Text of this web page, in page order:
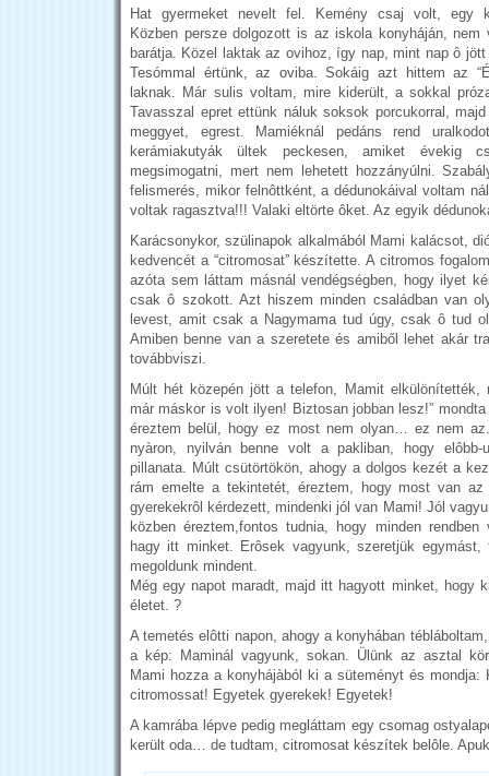
Hat gyermeket nevelt fel. Kemény csaj volt, egy
Közben persze dolgozott is az iskola konyháján,
barátja. Közel laktak az ovihoz, így nap, mint nap ô
Tesómmal értünk, az oviba. Sokáig azt hittem az
laknak. Már sulis voltam, mire kiderült, a sokkal
Tavasszal epret ettünk náluk soksok porcukorral,
meggyet, egrest. Mamiéknál pedáns rend
kerámiakutyák ültek peckesen, amiket évekig
megsimogatni, mert nem lehetett hozzányúlni.
felismerés, mikor felnôttként, a dédunokáival voltam
voltak ragasztva!!! Valaki eltörte ôket. Az egyik
Karácsonykor, szülinapok alkalmából Mami kalácsot,
kedvencét a “citromosat” készítette. A citromos
azóta sem láttam másnál vendégségben, hogy ilyet
csak ô szokott. Azt hiszem minden családban van
levest, amit csak a Nagymama tud úgy, csak ô tud
Amiben benne van a szeretete és amiből lehet akár
továbbviszi.
Múlt hét közepén jött a telefon, Mamit elkülönítették,
már máskor is volt ilyen! Biztosan jobban lesz!”
éreztem belül, hogy ez most nem olyan… ez nem
nyàron, nyilván benne volt a pakliban, hogy
pillanata. Múlt csütörtökön, ahogy a dolgos kezét a
rám emelte a tekintetét, éreztem, hogy most van az
gyerekekrôl kérdezett, mindenki jól van Mami! Jól
közben éreztem,fontos tudnia, hogy minden rendben
hagy itt minket. Erôsek vagyunk, szeretjük egymást,
megoldunk mindent.
Még egy napot maradt, majd itt hagyott minket, hogy
életet. ?
A temetés elôtti napon, ahogy a konyhában
a kép: Maminál vagyunk, sokan. Ülünk az asztal
Mami hozza a konyhájàból ki a süteményt és mondja:
citromossat! Egyetek gyerekek! Egyetek!
A kamrába lépve pedig megláttam egy csomag
került oda… de tudtam, citromosat készítek belôle.